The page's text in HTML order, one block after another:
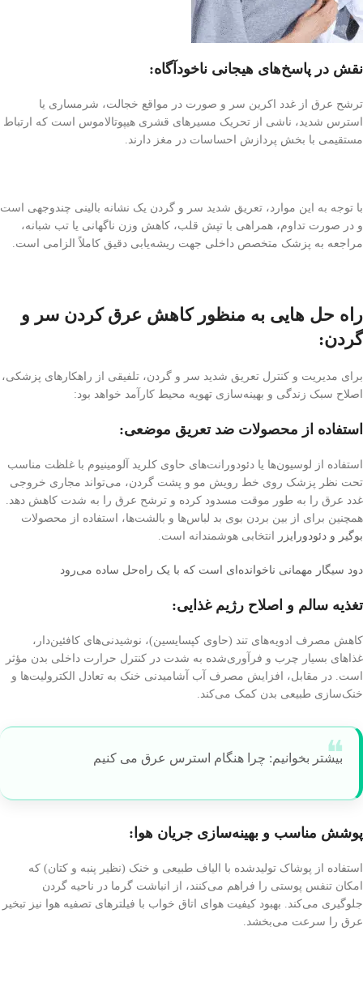
نقش در پاسخ‌های هیجانی ناخودآگاه:
ترشح عرق از غدد اکرین سر و صورت در مواقع خجالت، شرمساری یا
استرس شدید، ناشی از تحریک مسیرهای قشری هیپوتالاموس است که ارتباط
مستقیمی با بخش پردازش احساسات در مغز دارند.
با توجه به این موارد، تعریق شدید سر و گردن یک نشانه بالینی چندوجهی است
و در صورت تداوم، همراهی با تپش قلب، کاهش وزن ناگهانی یا تب شبانه،
مراجعه به پزشک متخصص داخلی جهت ریشه‌یابی دقیق کاملاً الزامی است.
راه حل هایی به منظور کاهش عرق کردن سر و
گردن:
برای مدیریت و کنترل تعریق شدید سر و گردن، تلفیقی از راهکارهای پزشکی،
اصلاح سبک زندگی و بهینه‌سازی تهویه محیط کارآمد خواهد بود:
استفاده از محصولات ضد تعریق موضعی:
استفاده از لوسیون‌ها یا دئودورانت‌های حاوی کلرید آلومینیوم با غلظت مناسب
تحت نظر پزشک روی خط رویش مو و پشت گردن، می‌تواند مجاری خروجی
غدد عرق را به طور موقت مسدود کرده و ترشح عرق را به شدت کاهش دهد.
همچنین برای از بین بردن بوی بد لباس‌ها و بالشت‌ها، استفاده از محصولات
بوگیر و دئودورایزر
انتخابی هوشمندانه است.
دود سیگار مهمانی ناخوانده‌ای است که با یک راه‌حل ساده می‌رود
تغذیه سالم و اصلاح رژیم غذایی:
کاهش مصرف ادویه‌های تند (حاوی کپسایسین)، نوشیدنی‌های کافئین‌دار،
غذاهای بسیار چرب و فرآوری‌شده به شدت در کنترل حرارت داخلی بدن مؤثر
است. در مقابل، افزایش مصرف آب آشامیدنی خنک به تعادل الکترولیت‌ها و
خنک‌سازی طبیعی بدن کمک می‌کند.
بیشتر بخوانیم: چرا هنگام استرس عرق می کنیم
پوشش مناسب و بهینه‌سازی جریان هوا:
استفاده از پوشاک تولیدشده با الیاف طبیعی و خنک (نظیر پنبه و کتان) که
امکان تنفس پوستی را فراهم می‌کنند، از انباشت گرما در ناحیه گردن
جلوگیری می‌کند. بهبود کیفیت هوای اتاق خواب با فیلترهای تصفیه هوا نیز تبخیر
عرق را سرعت می‌بخشد.